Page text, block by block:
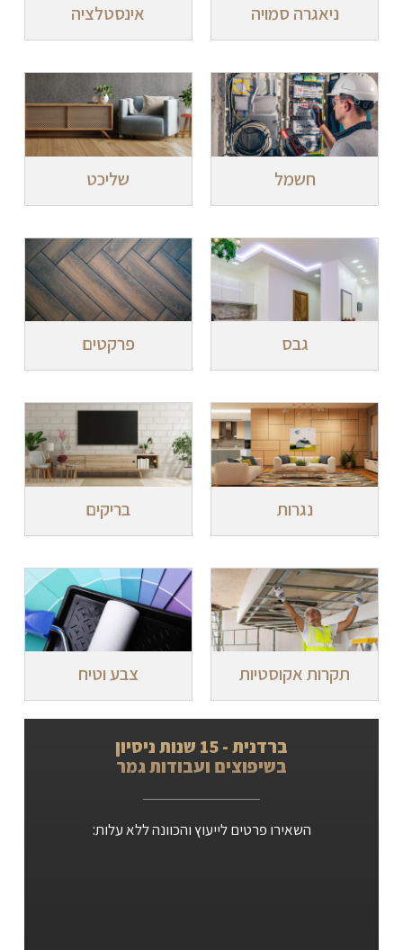
ניאגרה סמויה אינסטלציה
חשמל שליכט
גבס פרקטים
נגרות בריקים
תקרות אקוסטיות צבע וטיח
ברדנית - 15 שנות ניסיון
בשיפוצים ועבודות גמר
השאירו פרטים לייעוץ והכוונה ללא עלות: